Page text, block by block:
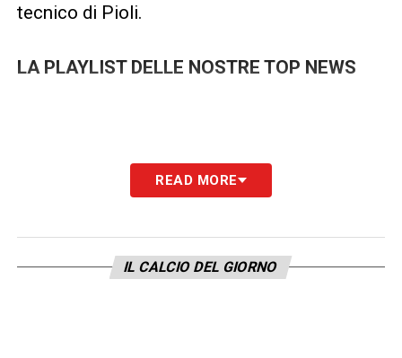
tecnico di Pioli.
LA PLAYLIST DELLE NOSTRE TOP NEWS
READ MORE
IL CALCIO DEL GIORNO